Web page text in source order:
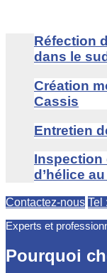
Réfection
dans le
Création
Cassis
Entretien
Inspection
d’hélice
Contactez-nous Tel
Experts et
Pourquoi